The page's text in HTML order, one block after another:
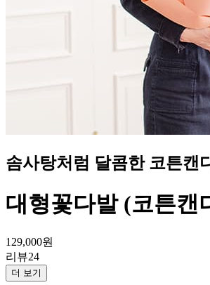
솜사탕처럼 달콤한 코튼캔
대형꽃다발 (코튼캔
129,000원
리뷰24
더 보기